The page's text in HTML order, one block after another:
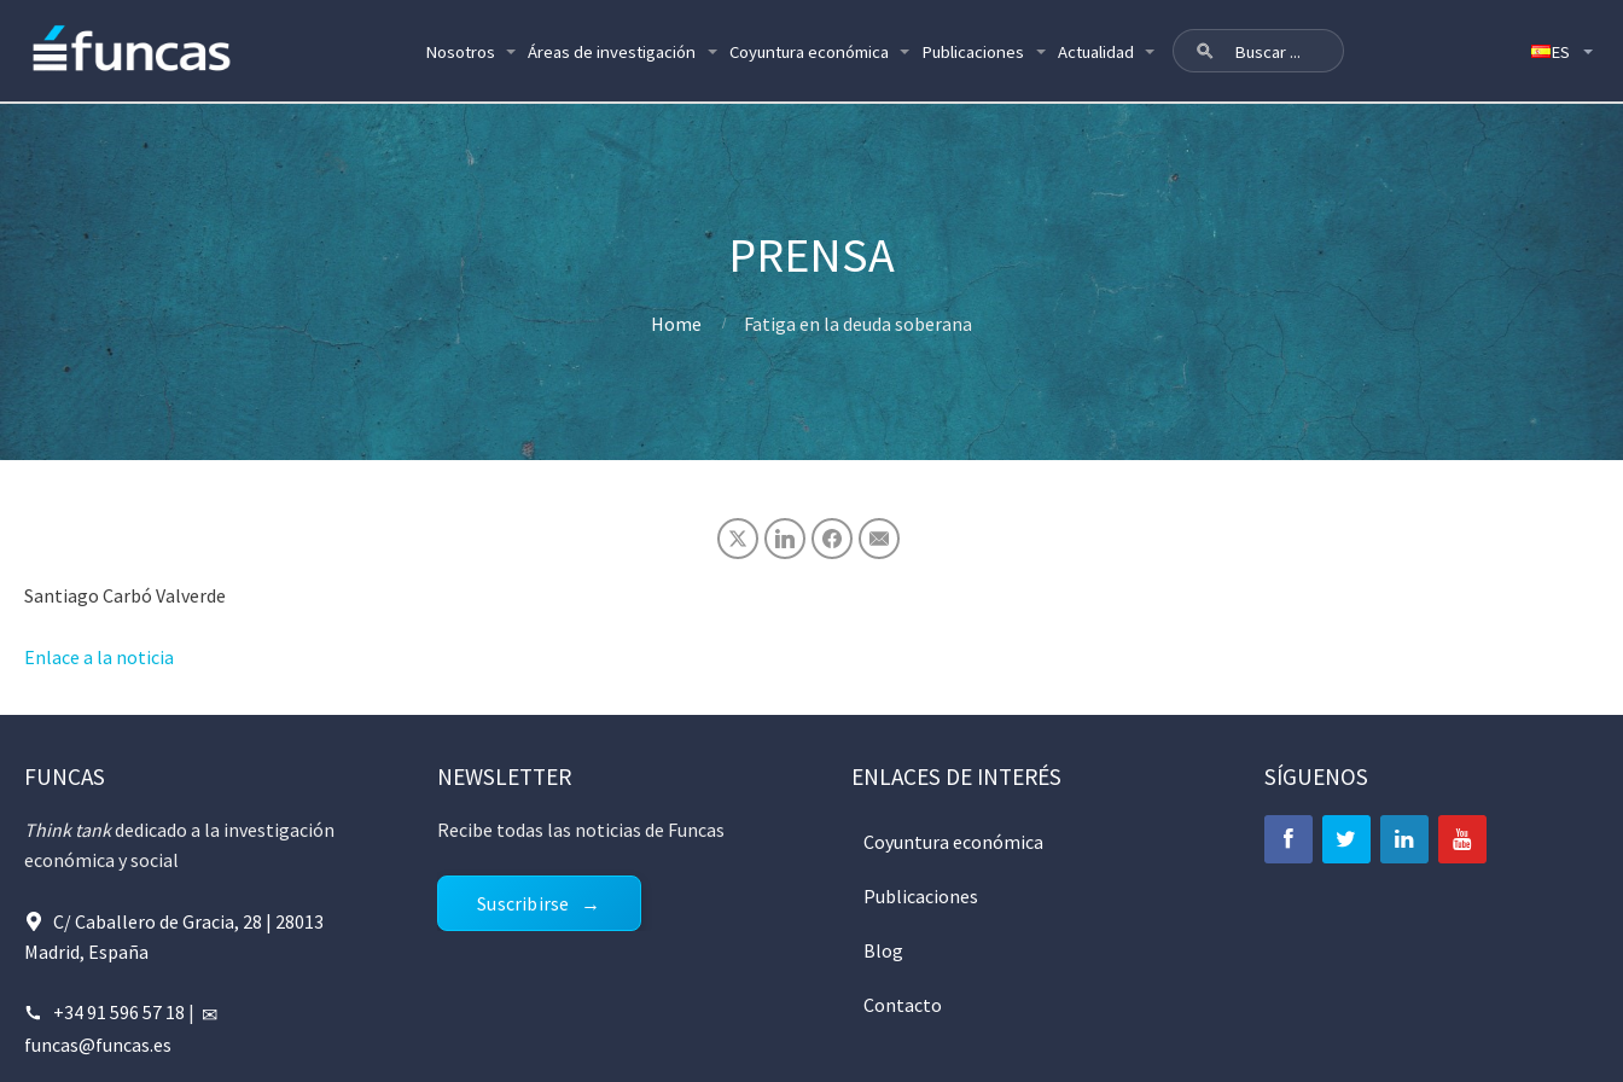
Nosotros Áreas de investigación Coyuntura económica Publicaciones Actualidad
Home Fatiga en la deuda soberana
Santiago Carbó Valverde
Enlace a la noticia
FUNCAS
Think tankdedicado a la investigación
económica y social
C/ Caballero de Gracia, 28 | 28013
Madrid, España
+34 91 596 57 18 |
funcas@funcas.es
NEWSLETTER
Recibe todas las noticias de Funcas
Suscribirse
ENLACES DE INTERÉS
Coyuntura económica
Publicaciones
Blog
Contacto
SÍGUENOS